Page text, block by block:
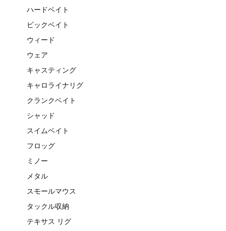
ハードベイト
ビックベイト
ウィード
ウェア
キャスティング
キャロライナリグ
クランクベイト
シャッド
スイムベイト
フロッグ
ミノー
メタル
スモールマウス
タックル収納
テキサス リグ